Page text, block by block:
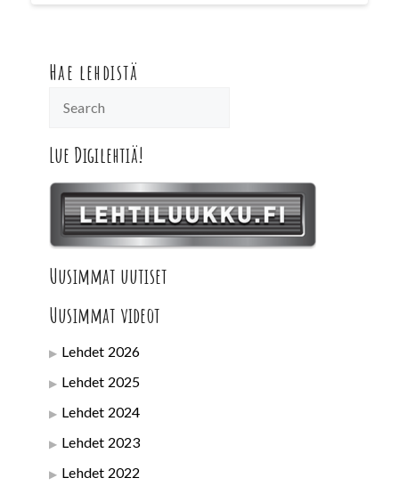
Hae lehdistä
Lue Digilehtiä!
Uusimmat uutiset
Uusimmat videot
Lehdet 2026
Lehdet 2025
Lehdet 2024
Lehdet 2023
Lehdet 2022